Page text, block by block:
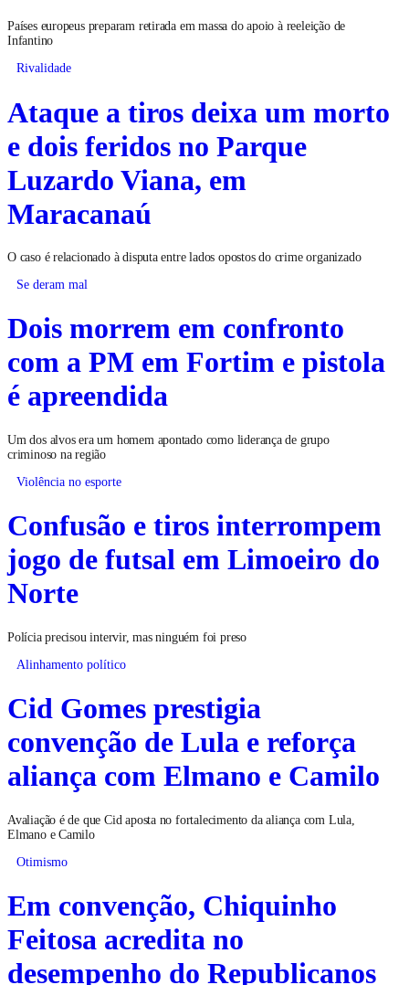
Países europeus preparam retirada em massa do apoio à reeleição de
Infantino
Rivalidade
Ataque a tiros deixa um morto
e dois feridos no Parque
Luzardo Viana, em
Maracanaú
O caso é relacionado à disputa entre lados opostos do crime organizado
Se deram mal
Dois morrem em confronto
com a PM em Fortim e pistola
é apreendida
Um dos alvos era um homem apontado como liderança de grupo
criminoso na região
Violência no esporte
Confusão e tiros interrompem
jogo de futsal em Limoeiro do
Norte
Polícia precisou intervir, mas ninguém foi preso
Alinhamento político
Cid Gomes prestigia
convenção de Lula e reforça
aliança com Elmano e Camilo
Avaliação é de que Cid aposta no fortalecimento da aliança com Lula,
Elmano e Camilo
Otimismo
Em convenção, Chiquinho
Feitosa acredita no
desempenho do Republicanos